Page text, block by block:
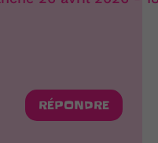
réactions
RÉPONDRE